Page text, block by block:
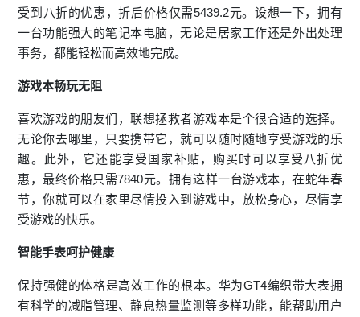
受到八折的优惠，折后价格仅需5439.2元。设想一下，拥有
一台功能强大的笔记本电脑，无论是居家工作还是外出处理
事务，都能轻松而高效地完成。
游戏本畅玩无阻
喜欢游戏的朋友们，联想拯救者游戏本是个很合适的选择。
无论你去哪里，只要携带它，就可以随时随地享受游戏的乐
趣。此外，它还能享受国家补贴，购买时可以享受八折优
惠，最终价格只需7840元。拥有这样一台游戏本，在蛇年春
节，你就可以在家里尽情投入到游戏中，放松身心，尽情享
受游戏的快乐。
智能手表呵护健康
保持强健的体格是高效工作的根本。华为GT4编织带大表拥
有科学的减脂管理、静息热量监测等多样功能，能帮助用户